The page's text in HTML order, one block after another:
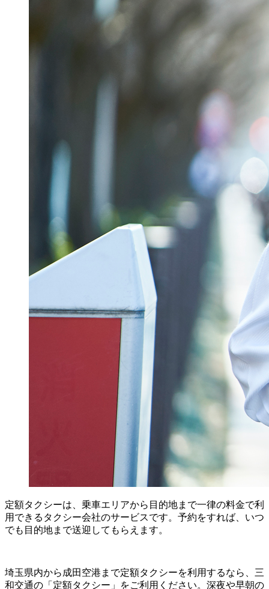
定額タクシーは、乗車エリアから目的地まで一律の料金で利
用できるタクシー会社のサービスです。予約をすれば、いつ
でも目的地まで送迎してもらえます。
埼玉県内から成田空港まで定額タクシーを利用するなら、三
和交通の「定額タクシー」をご利用ください。深夜や早朝の